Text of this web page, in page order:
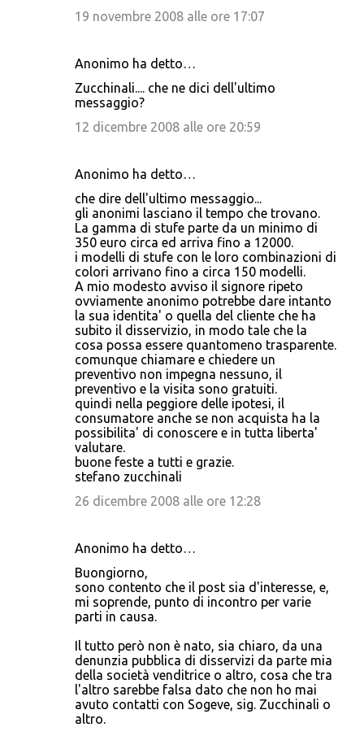
19 novembre 2008 alle ore 17:07
Anonimo ha detto…
Zucchinali.... che ne dici dell'ultimo
messaggio?
12 dicembre 2008 alle ore 20:59
Anonimo ha detto…
che dire dell'ultimo messaggio...
gli anonimi lasciano il tempo che trovano.
La gamma di stufe parte da un minimo di
350 euro circa ed arriva fino a 12000.
i modelli di stufe con le loro combinazioni di
colori arrivano fino a circa 150 modelli.
A mio modesto avviso il signore ripeto
ovviamente anonimo potrebbe dare intanto
la sua identita' o quella del cliente che ha
subito il disservizio, in modo tale che la
cosa possa essere quantomeno trasparente.
comunque chiamare e chiedere un
preventivo non impegna nessuno, il
preventivo e la visita sono gratuiti.
quindi nella peggiore delle ipotesi, il
consumatore anche se non acquista ha la
possibilita' di conoscere e in tutta liberta'
valutare.
buone feste a tutti e grazie.
stefano zucchinali
26 dicembre 2008 alle ore 12:28
Anonimo ha detto…
Buongiorno,
sono contento che il post sia d'interesse, e,
mi soprende, punto di incontro per varie
parti in causa.
Il tutto però non è nato, sia chiaro, da una
denunzia pubblica di disservizi da parte mia
della società venditrice o altro, cosa che tra
l'altro sarebbe falsa dato che non ho mai
avuto contatti con Sogeve, sig. Zucchinali o
altro.